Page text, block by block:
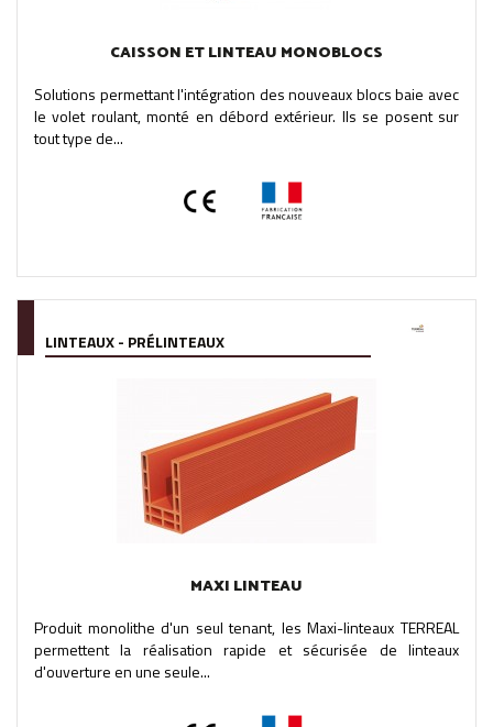
CAISSON ET LINTEAU MONOBLOCS
Solutions permettant l'intégration des nouveaux blocs baie avec
le volet roulant, monté en débord extérieur. Ils se posent sur
tout type de...
LINTEAUX - PRÉLINTEAUX
MAXI LINTEAU
Produit monolithe d'un seul tenant, les Maxi-linteaux TERREAL
permettent la réalisation rapide et sécurisée de linteaux
d'ouverture en une seule...